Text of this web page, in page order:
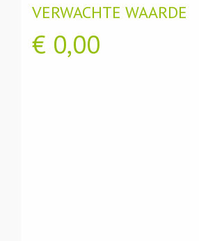
VERWACHTE WAARDE
€ 0,00